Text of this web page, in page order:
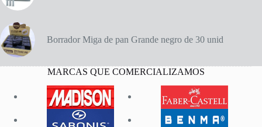
Borrador Miga de pan Grande negro de 30 unid
MARCAS QUE COMERCIALIZAMOS